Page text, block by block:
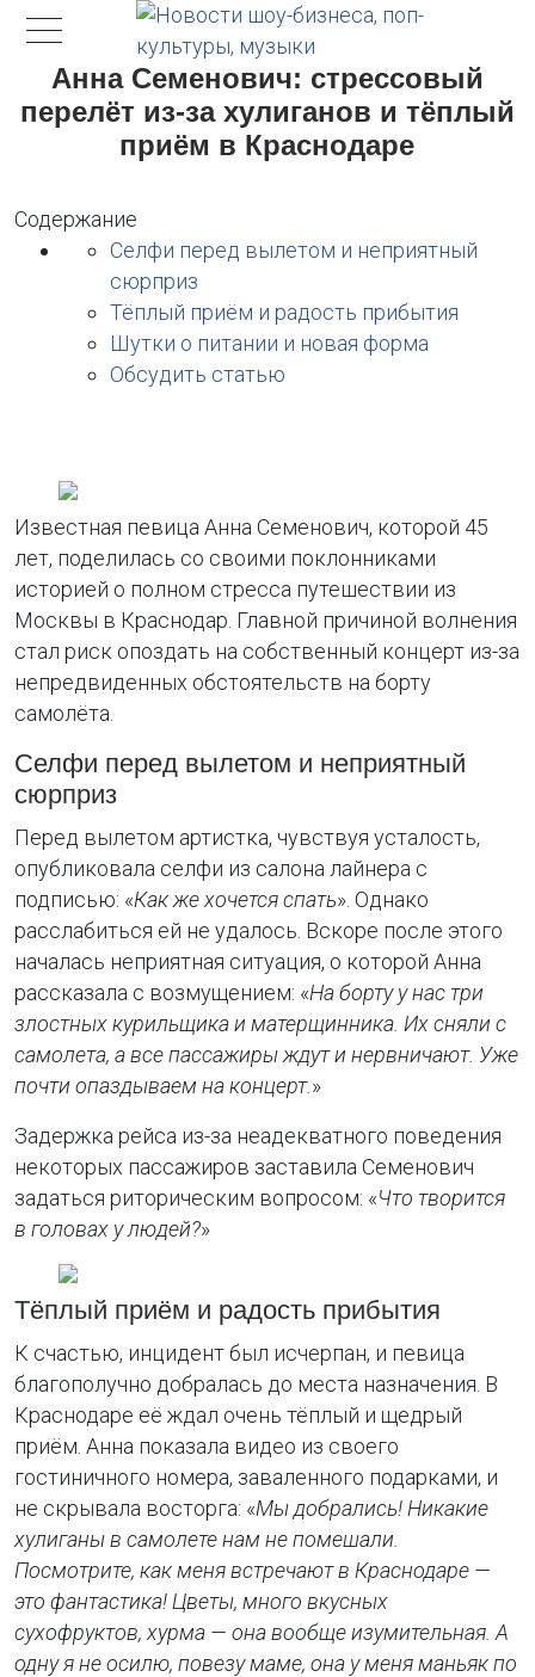
Анна Семенович: стрессовый
перелёт из-за хулиганов и тёплый
приём в Краснодаре
Содержание
Селфи перед вылетом и неприятный
сюрприз
Тёплый приём и радость прибытия
Шутки о питании и новая форма
Обсудить статью
Известная певица Анна Семенович, которой 45
лет, поделилась со своими поклонниками
историей о полном стресса путешествии из
Москвы в Краснодар. Главной причиной волнения
стал риск опоздать на собственный концерт из-за
непредвиденных обстоятельств на борту
самолёта.
Селфи перед вылетом и неприятный
сюрприз
Перед вылетом артистка, чувствуя усталость,
опубликовала селфи из салона лайнера с
подписью: «Как же хочется спать». Однако
расслабиться ей не удалось. Вскоре после этого
началась неприятная ситуация, о которой Анна
рассказала с возмущением: «На борту у нас три
злостных курильщика и матерщинника. Их сняли с
самолета, а все пассажиры ждут и нервничают. Уже
почти опаздываем на концерт.»
Задержка рейса из-за неадекватного поведения
некоторых пассажиров заставила Семенович
задаться риторическим вопросом: «Что творится
в головах у людей?»
Тёплый приём и радость прибытия
К счастью, инцидент был исчерпан, и певица
благополучно добралась до места назначения. В
Краснодаре её ждал очень тёплый и щедрый
приём. Анна показала видео из своего
гостиничного номера, заваленного подарками, и
не скрывала восторга: «Мы добрались! Никакие
хулиганы в самолете нам не помешали.
Посмотрите, как меня встречают в Краснодаре —
это фантастика! Цветы, много вкусных
сухофруктов, хурма — она вообще изумительная. А
одну я не осилю, повезу маме, она у меня маньяк по